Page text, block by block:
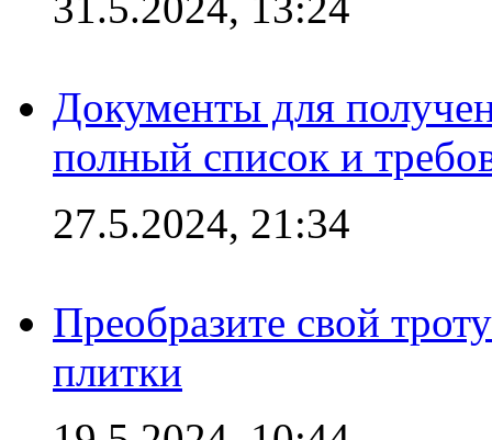
Документы для
полный список и
27.5.2024, 21:34
Преобразите свой
плитки